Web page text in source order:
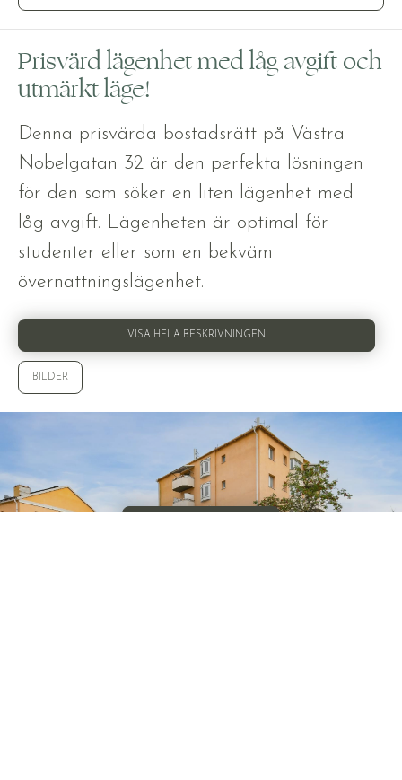
Prisvärd lägenhet med låg avgift och
utmärkt läge!
Denna prisvärda bostadsrätt på Västra
Nobelgatan 32 är den perfekta lösningen
för den som söker en liten lägenhet med
låg avgift. Lägenheten är optimal för
studenter eller som en bekväm
övernattningslägenhet.
VISA HELA BESKRIVNINGEN
BILDER